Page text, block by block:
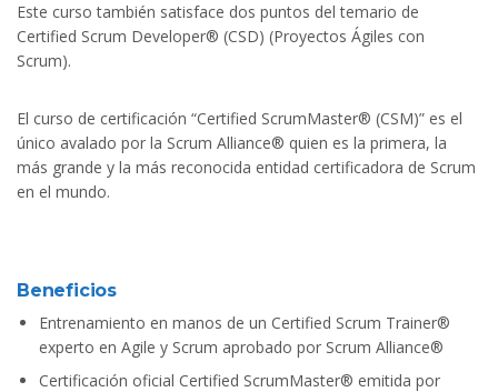
Este curso también satisface dos puntos del temario de
Certified Scrum Developer® (CSD) (Proyectos Ágiles con
Scrum).
El curso de certificación “Certified ScrumMaster® (CSM)” es el
único avalado por la Scrum Alliance® quien es la primera, la
más grande y la más reconocida entidad certificadora de Scrum
en el mundo.
Beneficios
Entrenamiento en manos de un Certified Scrum Trainer®
experto en Agile y Scrum aprobado por Scrum Alliance®
Certificación oficial Certified ScrumMaster® emitida por